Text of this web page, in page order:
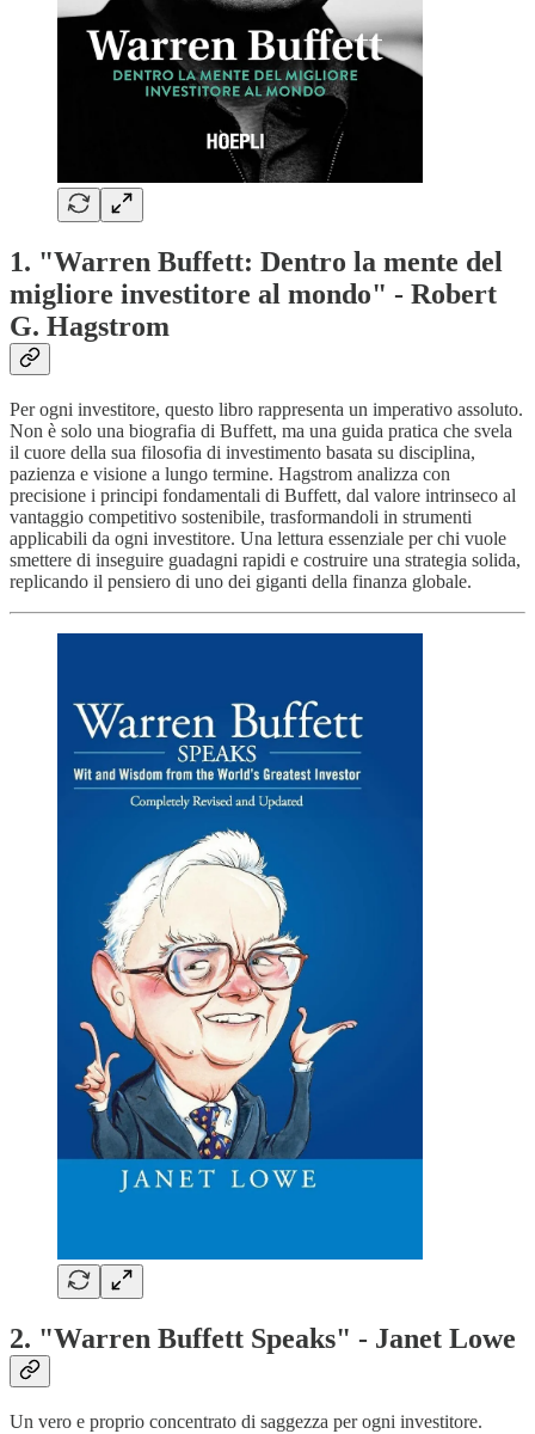
1. "Warren Buffett: Dentro la mente del
migliore investitore al mondo" - Robert
G. Hagstrom
Per ogni investitore, questo libro rappresenta un imperativo assoluto.
Non è solo una biografia di Buffett, ma una guida pratica che svela
il cuore della sua filosofia di investimento basata su disciplina,
pazienza e visione a lungo termine. Hagstrom analizza con
precisione i principi fondamentali di Buffett, dal valore intrinseco al
vantaggio competitivo sostenibile, trasformandoli in strumenti
applicabili da ogni investitore. Una lettura essenziale per chi vuole
smettere di inseguire guadagni rapidi e costruire una strategia solida,
replicando il pensiero di uno dei giganti della finanza globale.
2. "Warren Buffett Speaks" - Janet Lowe
Un vero e proprio concentrato di saggezza per ogni investitore.